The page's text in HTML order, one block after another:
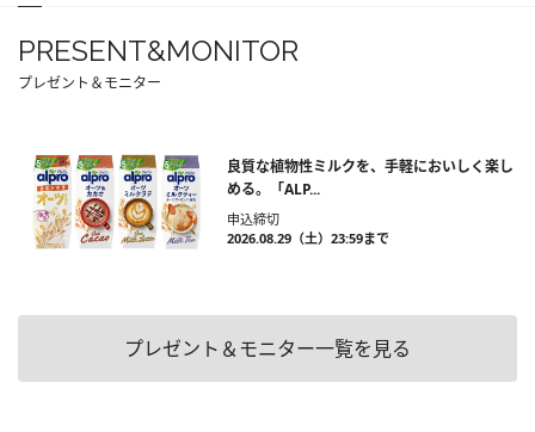
PRESENT&MONITOR
プレゼント＆モニター
良質な植物性ミルクを、手軽においしく楽し
める。「ALP...
申込締切
2026.08.29（土）23:59まで
プレゼント＆モニター一覧を見る